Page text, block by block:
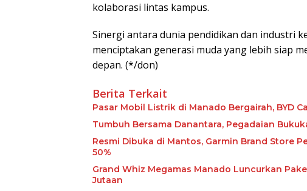
kolaborasi lintas kampus.
Sinergi antara dunia pendidikan dan industri
menciptakan generasi muda yang lebih siap
depan. (*/don)
Berita Terkait
Pasar Mobil Listrik di Manado Bergairah, BYD
Tumbuh Bersama Danantara, Pegadaian
Resmi Dibuka di Mantos, Garmin Brand Store
50%
Grand Whiz Megamas Manado Luncurkan
Jutaan